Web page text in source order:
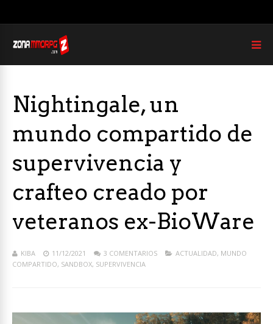
Nightingale, un
mundo compartido de
supervivencia y
crafteo creado por
veteranos ex-BioWare
KIBA 11/12/2021 3 COMENTARIOS ACTUALIDAD, MUNDO
COMPARTIDO, SANDBOX, SUPERVIVENCIA